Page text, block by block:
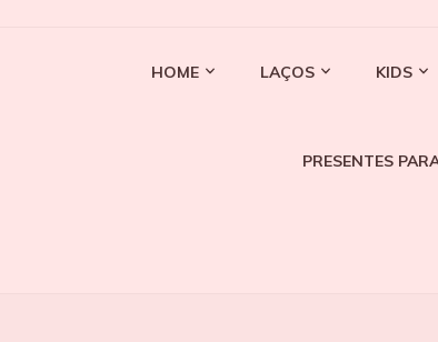
HOME LAÇOS KIDS
PRESENTES